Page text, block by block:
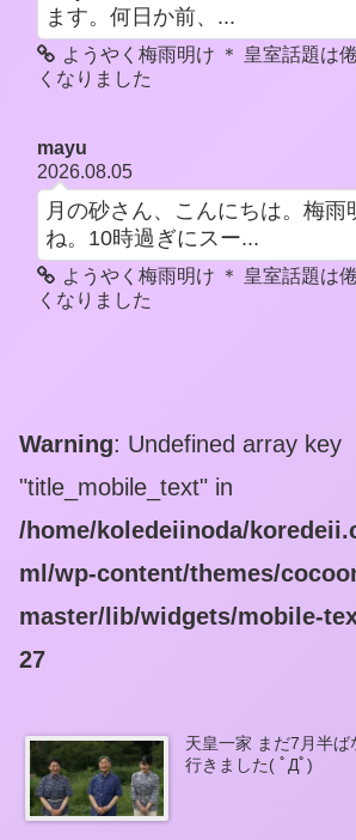
ます。何日か前、...
ようやく梅雨明け ＊ 皇室話題は
くなりました
mayu
2026.08.05
月の砂さん、こんにちは。梅雨
ね。10時過ぎにスー...
ようやく梅雨明け ＊ 皇室話題は
くなりました
Warning: Undefined array key
"title_mobile_text" in
/home/koledeiinoda/
ml/wp-content/themes/
master/lib/widgets/mobile-
27
天皇一家 まだ7月半
行きました( ﾟДﾟ)